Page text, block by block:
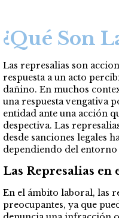
¿Qué Son
Las represalias son
respuesta a un acto
dañino. En muchos
una respuesta vengativa
entidad ante una acción
despectiva. Las
desde sanciones legales
dependiendo del entorno
Las Represalias
En el ámbito laboral, las
preocupantes, ya que